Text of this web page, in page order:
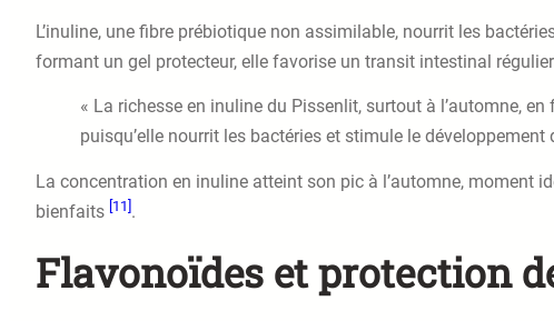
L’inuline, une fibre prébiotique non assimilable, nourrit les
formant un gel protecteur, elle favorise un transit intestinal régulier
« La richesse en inuline du Pissenlit, surtout à l’automne,
puisqu’elle nourrit les bactéries et stimule le développement
La concentration en inuline atteint son pic à l’automne, moment
bienfaits [11] .
Flavonoïdes et protection